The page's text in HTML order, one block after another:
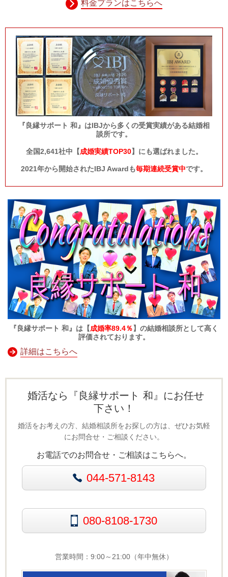
料金プランはこちらへ
『良縁サポート 和』はIBJから多くの受賞実績がある結婚相
談所です。
全国2,641社中【成婚実績TOP30】にも選ばれました。
2021年から開始されたIBJ Awardも毎期連続受賞中です。
『良縁サポート 和』は【成婚率89.4％】の結婚相談所として高く
評価されております。
詳細はこちらへ
婚活なら『良縁サポート 和』にお任せ
下さい！
婚活をお考えの方、結婚相談所をお探しの方は、ぜひお気軽
にお問合せ・ご相談ください。
お電話でのお問合せ・ご相談はこちらへ。
044-571-8143
080-8108-1730
営業時間：9:00～21:00（年中無休）